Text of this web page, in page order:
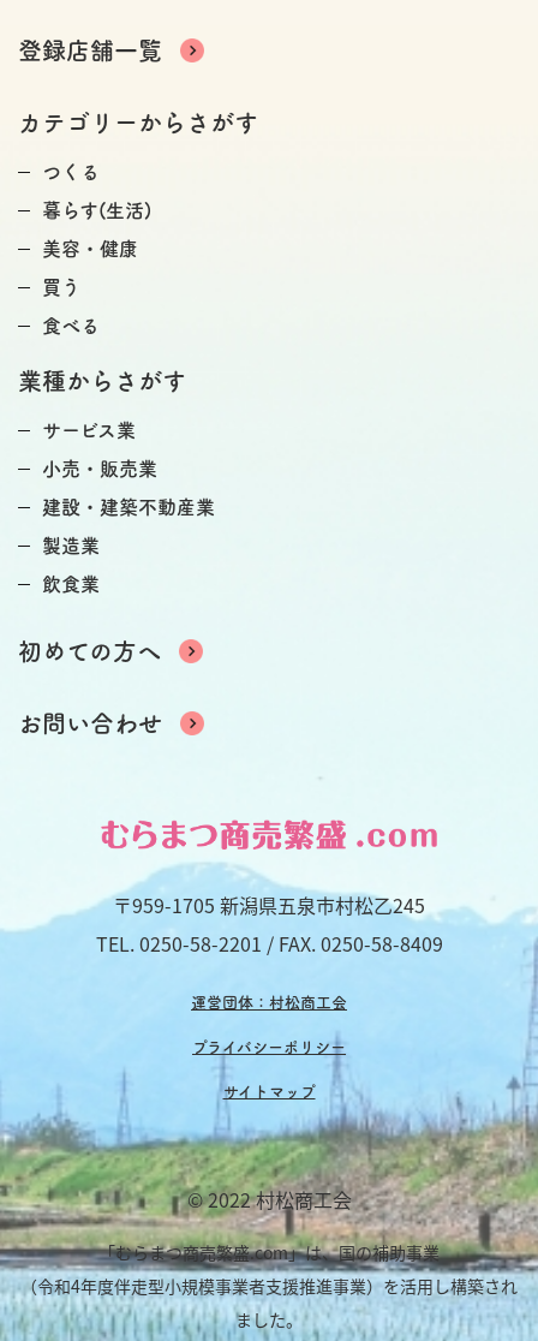
〒959-1705 新潟県五泉市村松乙245
TEL.0250-58-2201 / FAX. 0250-58-8409
運営団体：村松商工会
プライバシーポリシー
サイトマップ
© 2022 村松商工会
「むらまつ商売繁盛.com」は、国の補助事業
（令和4年度伴走型小規模事業者支援推進事業）を活用し構築され
ました。
登録店舗一覧
カテゴリーからさがす
つくる
暮らす(生活)
美容・健康
買う
食べる
業種からさがす
サービス業
小売・販売業
建設・建築不動産業
製造業
飲食業
初めての方へ
お問い合わせ